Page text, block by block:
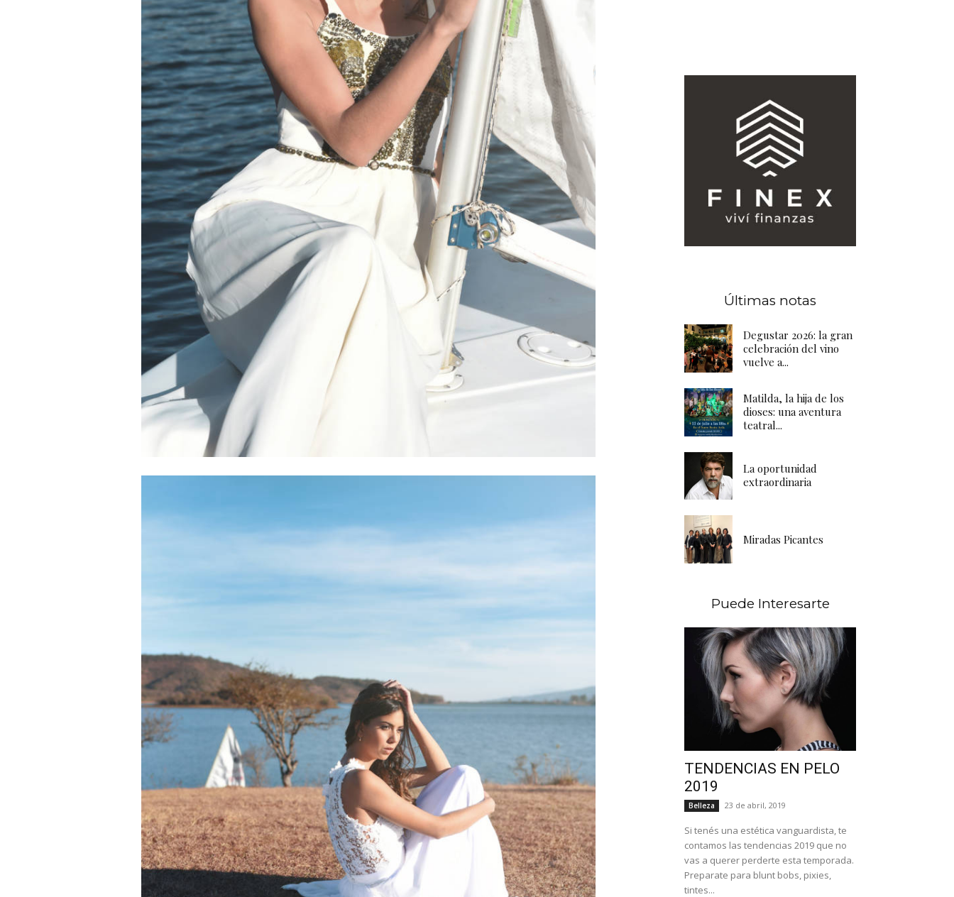
Últimas notas
Degustar 2026: la gran
celebración del vino
vuelve a...
Matilda, la hija de los
dioses: una aventura
teatral...
La oportunidad
extraordinaria
Miradas Picantes
Puede Interesarte
TENDENCIAS EN PELO
2019
Belleza 23 de abril, 2019
Si tenés una estética vanguardista, te
contamos las tendencias 2019 que no
vas a querer perderte esta temporada.
Preparate para blunt bobs, pixies,
tintes...